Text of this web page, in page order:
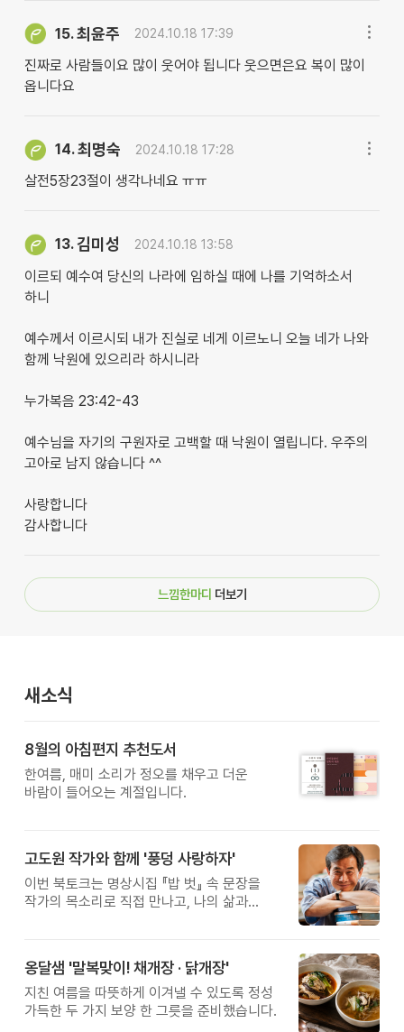
15.최윤주 2024.10.18 17:39
진짜로 사람들이요 많이 웃어야 됩니다 웃으면은요 복이 많이
옵니다요
14.최명숙 2024.10.18 17:28
살전5장23절이 생각나네요 ㅠㅠ
13.김미성 2024.10.18 13:58
이르되 예수여 당신의 나라에 임하실 때에 나를 기억하소서
하니
예수께서 이르시되 내가 진실로 네게 이르노니 오늘 네가 나와
함께 낙원에 있으리라 하시니라
누가복음 23:42-43
예수님을 자기의 구원자로 고백할 때 낙원이 열립니다. 우주의
고아로 남지 않습니다 ^^
사랑합니다
감사합니다
느낌한마디 더보기
새소식
8월의 아침편지 추천도서
한여름, 매미 소리가 정오를 채우고 더운
바람이 들어오는 계절입니다.
고도원 작가와 함께 '풍덩 사랑하자'
이번 북토크는 명상시집 『밥 벗』 속 문장을
작가의 목소리로 직접 만나고, 나의 삶과
옹달샘 '말복맞이! 채개장 · 닭개장'
지친 여름을 따뜻하게 이겨낼 수 있도록 정성
가득한 두 가지 보양 한 그릇을 준비했습니다.